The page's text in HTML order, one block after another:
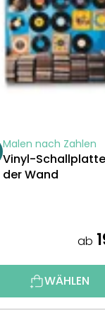
Malen nach Zahlen
Vinyl-
der Wand
ab
WÄHLEN